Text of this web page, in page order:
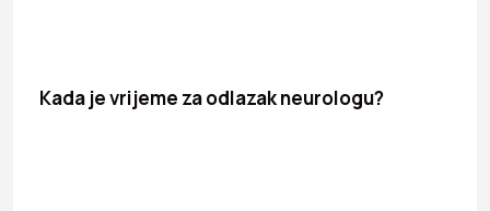
Kada je vrijeme za odlazak neurologu?